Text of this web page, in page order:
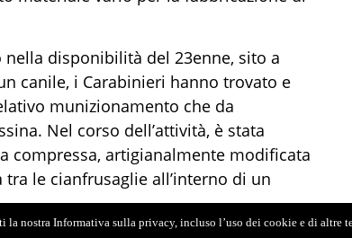
disponibilità del 23enne, sito a
canile, i Carabinieri hanno trovato e
munizionamento che da
Nel corso dell’attività, è stata
compressa, artigianalmente modificata
le cianfrusaglie all’interno di un
la nostra Informativa sulla privacy, incluso l’uso dei cookie e di altre